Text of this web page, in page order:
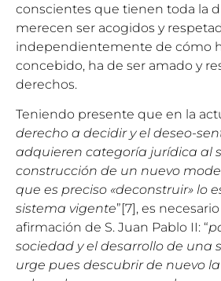
conscientes que tienen toda la
merecen ser acogidos y
independientemente de cómo
concebido, ha de ser amado y
derechos.
Teniendo presente que en la
derecho a decidir y el deseo-
adquieren categoría jurídica al
construcción de un nuevo
que es preciso «deconstruir» lo
sistema vigente”[7], es
afirmación de S. Juan Pablo II: “
sociedad y el desarrollo de una
urge pues descubrir de nuevo